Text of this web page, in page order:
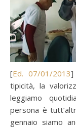
[ Ed. 07/01/2013]
tipicità, la
leggiamo
persona è
gennaio siamo